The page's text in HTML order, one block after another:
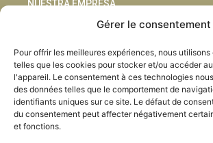
Gérer le consentement
Pour offrir les meilleures expériences, nous
telles que les cookies pour stocker et/ou accéder
l'appareil. Le consentement à ces technologies
des données telles que le comportement de
identifiants uniques sur ce site. Le défaut de
du consentement peut affecter négativement
et fonctions.
NUESTRA EMPRESA
Innovación
Blog
Habla con nosotros